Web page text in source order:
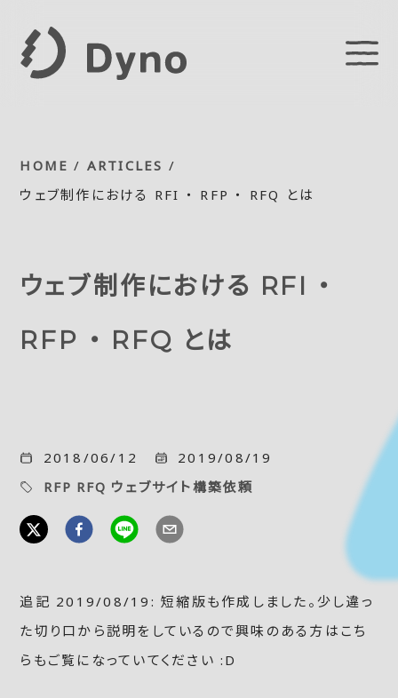
HOME / ARTICLES /
ウェブ制作における RFI ・ RFP ・ RFQ とは
ウェブ制作における RFI ・
RFP ・ RFQ とは
2018/06/12
2019/08/19
RFP RFQ ウェブサイト構築依頼
追記 2019/08/19: 短縮版も作成しました。少し違っ
た切り口から説明をしているので興味のある方はこち
らもご覧になっていてください :D